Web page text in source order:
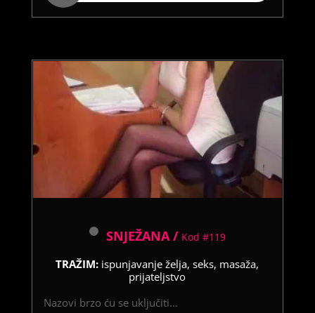
SNJEŽANA / Kod #119
TRAŽIM: ispunjavanje želja, seks, masaža,
prijateljstvo
Nazovi brzo ću se uključiti...